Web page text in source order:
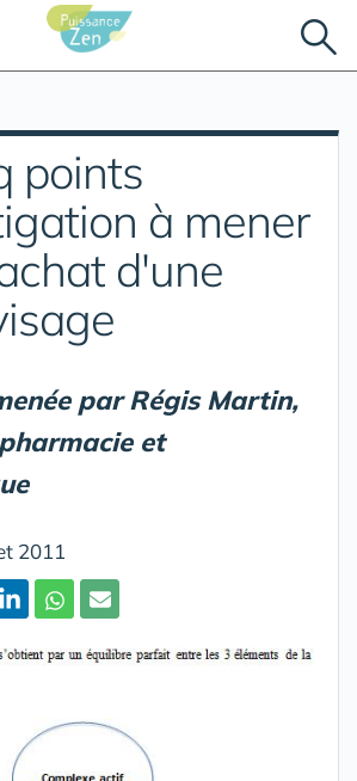
points
à mener
d'une
par Régis Martin,
et
2011
des cookies